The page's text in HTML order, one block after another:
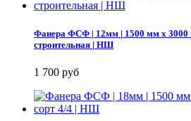
Фанера ФСФ | 12мм | 1500 мм х 3000
строительная | НШ
1 700 руб